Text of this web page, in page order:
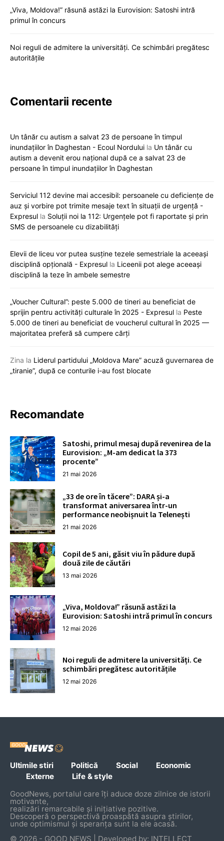
„Viva, Moldova!” răsună astăzi la Eurovision: Satoshi intră
primul în concurs
Noi reguli de admitere la universități. Ce schimbări pregătesc
autoritățile
Comentarii recente
Un tânăr cu autism a salvat 23 de persoane în timpul
inundațiilor în Daghestan - Ecoul Nordului la Un tânăr cu
autism a devenit erou național după ce a salvat 23 de
persoane în timpul inundațiilor în Daghestan
Serviciul 112 devine mai accesibil: persoanele cu deficiențe de
auz și vorbire pot trimite mesaje text în situații de urgență -
Expresul la Soluții noi la 112: Urgențele pot fi raportate și prin
SMS de persoanele cu dizabilități
Elevii de liceu vor putea susține tezele semestriale la aceeași
disciplină opțională - Expresul la Liceenii pot alege aceeași
disciplină la teze în ambele semestre
„Voucher Cultural”: peste 5.000 de tineri au beneficiat de
sprijin pentru activități culturale în 2025 - Expresul la Peste
5.000 de tineri au beneficiat de voucherul cultural în 2025 —
majoritatea preferă să cumpere cărți
Zina la Liderul partidului „Moldova Mare” acuză guvernarea de
„tiranie”, după ce conturile i-au fost blocate
Recomandate
Satoshi, primul mesaj după revenirea de la
Eurovision: „M-am dedicat la 373
procente”
21 mai 2026
„33 de ore în tăcere”: DARA și-a
transformat aniversarea într-un
performance neobișnuit la Telenești
21 mai 2026
Copil de 5 ani, găsit viu în pădure după
două zile de căutări
13 mai 2026
„Viva, Moldova!” răsună astăzi la
Eurovision: Satoshi intră primul în concurs
12 mai 2026
Noi reguli de admitere la universități. Ce
schimbări pregătesc autoritățile
12 mai 2026
Ultimile stiri Politică Social
Economic
Externe
Life & style
GoodNews, portalul care îți aduce doze zilnice de istorii
motivante,
realizări remarcabile și inițiative pozitive.
Descoperă o perspectivă proaspătă asupra știrilor,
unde optimismul și speranța sunt la ele acasă.
© 2026 - GOOD NEWS | Developed by: INTELLECT